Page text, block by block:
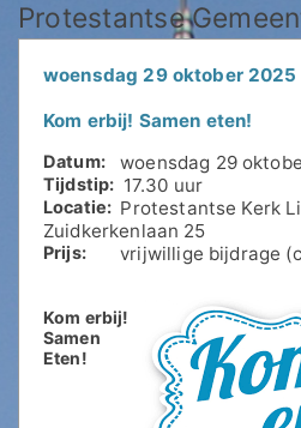
Protestantse
woensdag 29 oktober 2025
Kom erbij! Samen eten!
Datum: woensdag 29
Tijdstip: 17.30 uur
Locatie: Protestantse Kerk
Zuidkerkenlaan 25
Prijs: vrijwillige bijdrage
Kom erbij!
Samen
Eten!